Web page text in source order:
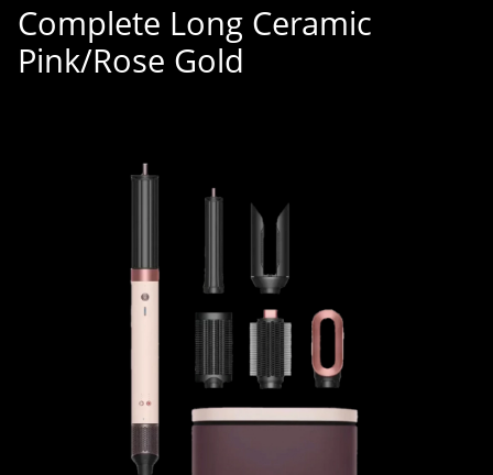
Complete Long Ceramic
Pink/Rose Gold